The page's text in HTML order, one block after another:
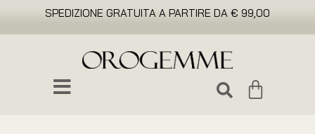
SPEDIZIONE GRATUITA A PARTIRE DA € 99,00